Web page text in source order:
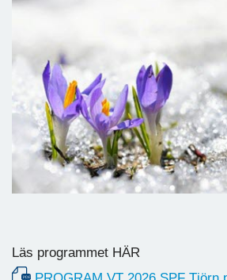
Läs programmet HÄR